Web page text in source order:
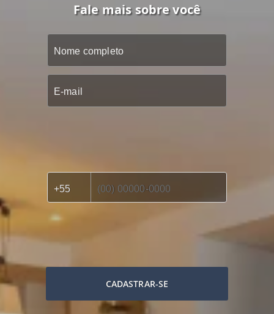
Fale mais sobre você
CADASTRAR-SE